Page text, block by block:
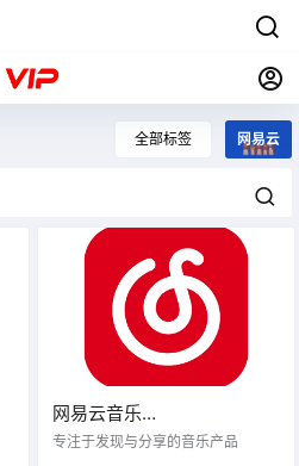
全部标签 网易云
网易云音乐
7.2.22(20230216) 去广告版
专注于发现与分享的音乐产品